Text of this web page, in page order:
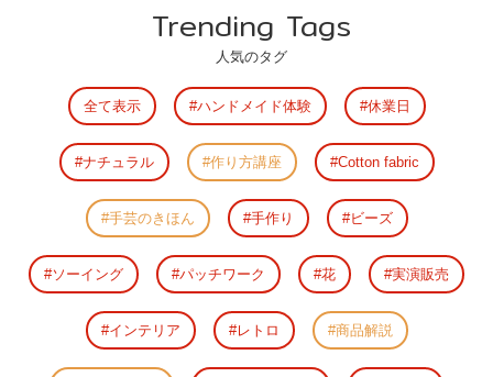
Trending Tags
人気のタグ
全て表示 ハンドメイド体験 休業日
ナチュラル 作り方講座 Cotton fabric
手芸のきほん 手作り ビーズ
ソーイング パッチワーク 花 実演販売
インテリア レトロ 商品解説